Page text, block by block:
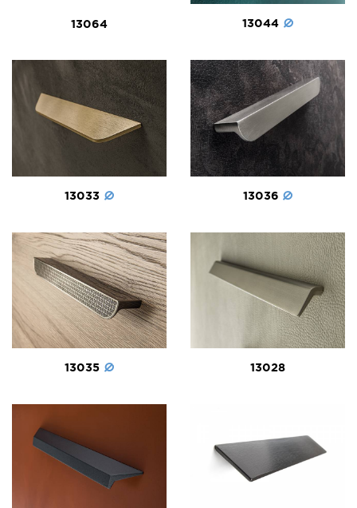
13064 13044
13033 13036
13035 13028